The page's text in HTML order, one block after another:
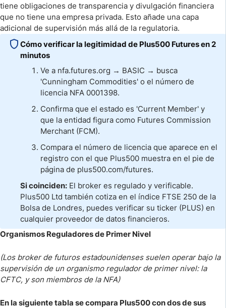
tiene obligaciones de transparencia y divulgación financiera
que no tiene una empresa privada. Esto añade una capa
adicional de supervisión más allá de la regulatoria.
Cómo verificar la legitimidad de Plus500 Futures en 2
minutos
Ve a nfa.futures.org → BASIC → busca
'Cunningham Commodities' o el número de
licencia NFA 0001398.
Confirma que el estado es 'Current Member' y
que la entidad figura como Futures Commission
Merchant (FCM).
Compara el número de licencia que aparece en el
registro con el que Plus500 muestra en el pie de
página de plus500.com/futures.
Si coinciden: El broker es regulado y verificable.
Plus500 Ltd también cotiza en el índice FTSE 250 de la
Bolsa de Londres, puedes verificar su ticker (PLUS) en
cualquier proveedor de datos financieros.
Organismos Reguladores de Primer Nivel
(Los broker de futuros estadounidenses suelen operar bajo la
supervisión de un organismo regulador de primer nivel: la
CFTC, y son miembros de la NFA)
En la siguiente tabla se compara Plus500 con dos de sus